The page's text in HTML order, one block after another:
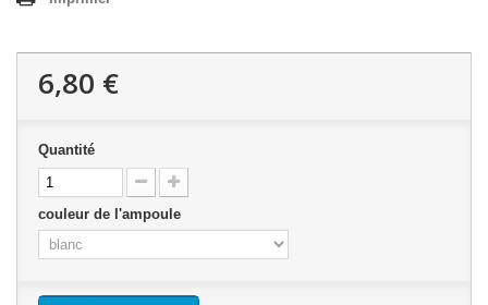
6,80 €
Quantité
couleur de l'ampoule